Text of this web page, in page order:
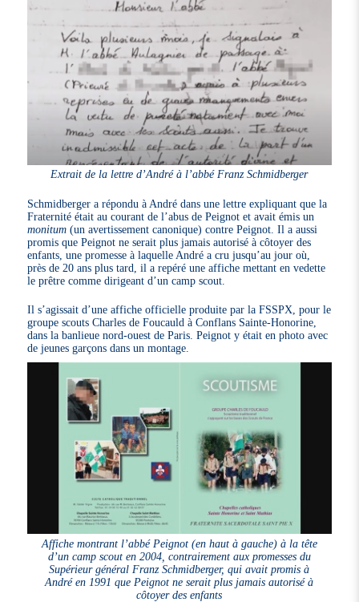
Extrait de la lettre d’André à l’abbé Franz Schmidberger
Schmidberger a répondu à André dans une lettre expliquant que la
Fraternité était au courant de l’abus de Peignot et avait émis un
monitum (un avertissement canonique) contre Peignot. Il a aussi
promis que Peignot ne serait plus jamais autorisé à côtoyer des
enfants, une promesse à laquelle André a cru jusqu’au jour où,
près de 20 ans plus tard, il a repéré une affiche mettant en vedette
le prêtre comme dirigeant d’un camp scout.
Il s’agissait d’une affiche officielle produite par la FSSPX, pour le
groupe scouts Charles de Foucauld à Conflans Sainte-Honorine,
dans la banlieue nord-ouest de Paris. Peignot y était en photo avec
de jeunes garçons dans un montage.
Affiche montrant l’abbé Peignot (en haut à gauche) à la tête
d’un camp scout en 2004, contrairement aux promesses du
Supérieur général Franz Schmidberger, qui avait promis à
André en 1991 que Peignot ne serait plus jamais autorisé à
côtoyer des enfants